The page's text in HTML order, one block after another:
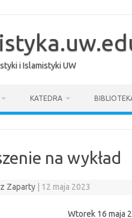
i Islamistyki UW
KATEDRA
na wykład
Zaparty 12 maja 2023
Wtorek 16 maja